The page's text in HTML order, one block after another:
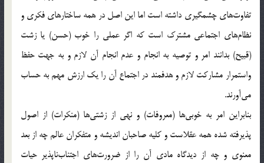
تفاوت‌هاى چشمگيرى داشته است اما اين اصل در همه ساختارهاى فکرى و
نظام‌هاى اجتماعى مشترک است که اگر عملى را خوب (حسن) يا زشت
(قبيح) بدانند امر و توصيه به انجام و عدم انجام آن لازم و به جهت حفظ
واستمرار مشارکت لازم و هدفمند در اجتماع آن را يک ارزش مهم به حساب
مى‌آورند.
بنابراين امر به خوبى‌ها (معروفات) و نهى از زشتى‌ها (منکرات) از اصول
پذيرفته شده همه عقلاست و کليه صاحبان انديشه و متفکران عالم چه از بعد
معنوى و چه از ديدگاه مادى آن را از ضرورت‌هاى اجتناب‌ناپذير حيات